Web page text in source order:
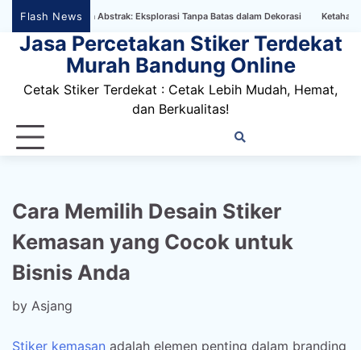
Skip
content
Flash News
Bertema Abstrak: Eksplorasi Tanpa Batas dalam Dekorasi Ketahanan Stiker
Jasa Percetakan Stiker Terdekat
Murah Bandung Online
Cetak Stiker Terdekat : Cetak Lebih Mudah, Hemat,
dan Berkualitas!
Cara Memilih Desain Stiker
Kemasan yang Cocok untuk
Bisnis Anda
by Asjang
Stiker kemasan adalah elemen penting dalam branding